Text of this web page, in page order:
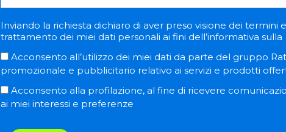
Inviando la richiesta dichiaro di aver preso visione dei termini
trattamento dei miei dati personali ai fini dell’informativa sulla
Acconsento all’utilizzo dei miei dati da parte del gruppo
promozionale e pubblicitario relativo ai servizi e prodotti
Acconsento alla profilazione, al fine di ricevere
ai miei interessi e preferenze